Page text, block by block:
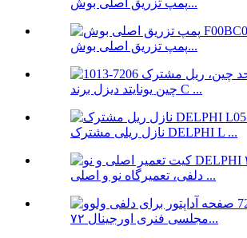
پمپ تزریق اصلی بوش...
پمپ تزریق اصلی بوش...
چین یونایتد دیزل برند C ...
نازل ریلی مشترک DELPHI L ...
دلفی، تعمیرگاه نو و اصلی ...
مجلسی فنری اورجینال ۷۲...